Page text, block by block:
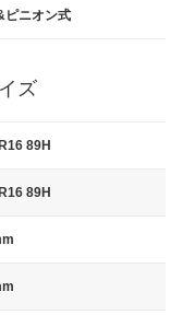
ピニオン式
ズ
89H
89H